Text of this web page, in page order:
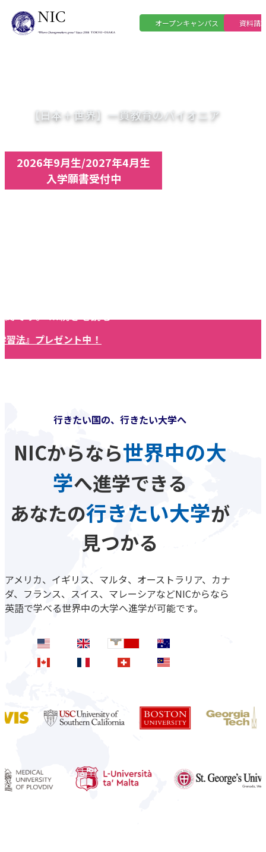
オープンキャンパス 資料請
【⽇本＋世界】⼀貫教育のパイオニア
2026年9月生/2027年4月生
入学願書受付中
関です。 ...続きを読む
レゼント中！
行きたい国の、行きたい大学へ
NICからなら世界中の大
学へ進学できる
あなたの行きたい大学が
見つかる
アメリカ、イギリス、マルタ、オーストラリア、カナ
ダ、フランス、スイス、マレーシアなどNICからなら
英語で学べる世界中の大学へ進学が可能です。